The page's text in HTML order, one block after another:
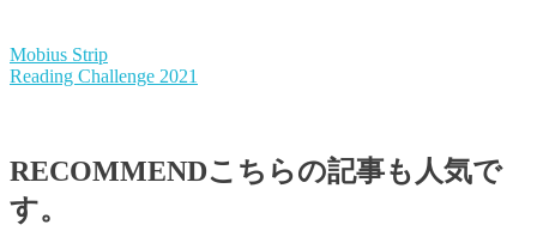
Mobius Strip
Reading Challenge 2021
RECOMMENDこちらの記事も人気で
す。